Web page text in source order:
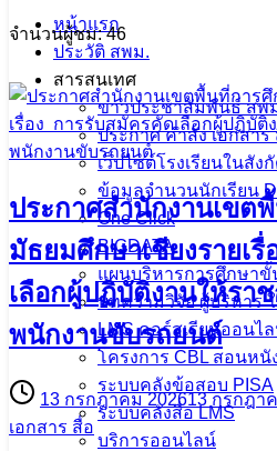
หน้าแรก
ประวัติ สพม.
สารสนเทศ
ข่าวประชาสัมพันธ์ สพ
ประกาศ คำสั่ง เอกสาร
เว็ปไซต์โรงเรียนในสัง
ข้อมูลจำนวนนักเรียน
One Click
BIGDATA
แผนบริหารการศึกษา
บทความวิจัย ผู้บริหาร
LMS คอร์สเรียนออนไ
โครงการ CBL สอนห
ระบบคลังข้อสอบ PISA
ระบบคลังสื่อ LMS
บริการออนไลน์
จำนวนผู้ชม: 46
ประกาศสำนักงานเขต
มัธยมศึกษาเชียงรายเ
เลือกผู้ปฏิบัติงานให้รา
พนักงานขับรถยนต์
13 กรกฎาคม 202613 กรกฎา
เอกสาร สื่อ